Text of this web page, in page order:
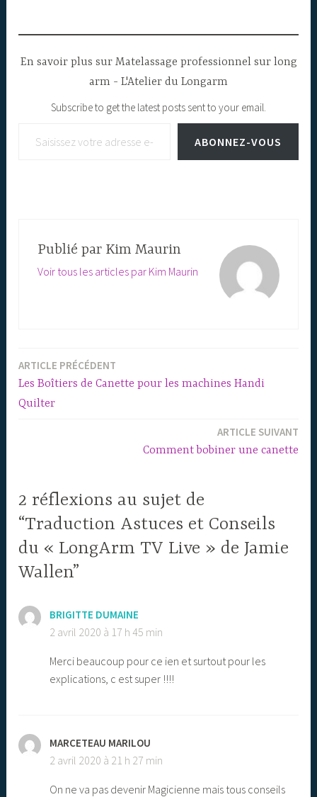
En savoir plus sur Matelassage professionnel sur long
arm - L'Atelier du Longarm
Subscribe to get the latest posts sent to your email.
ABONNEZ-VOUS
Publié par Kim Maurin
Voir tous les articles par Kim Maurin
Navigation
ARTICLE PRÉCÉDENT
Les Boîtiers de Canette pour les machines Handi
Quilter
ARTICLE SUIVANT
Comment bobiner une canette
2 réflexions au sujet de
“Traduction Astuces et Conseils
du « LongArm TV Live » de Jamie
Wallen”
BRIGITTE DUMAINE
2 avril 2020 à 17 h 45 min
Merci beaucoup pour ce ien et surtout pour les
explications, c est super !!!!
MARCETEAU MARILOU
2 avril 2020 à 21 h 27 min
On ne va pas devenir Magicienne mais tous conseils